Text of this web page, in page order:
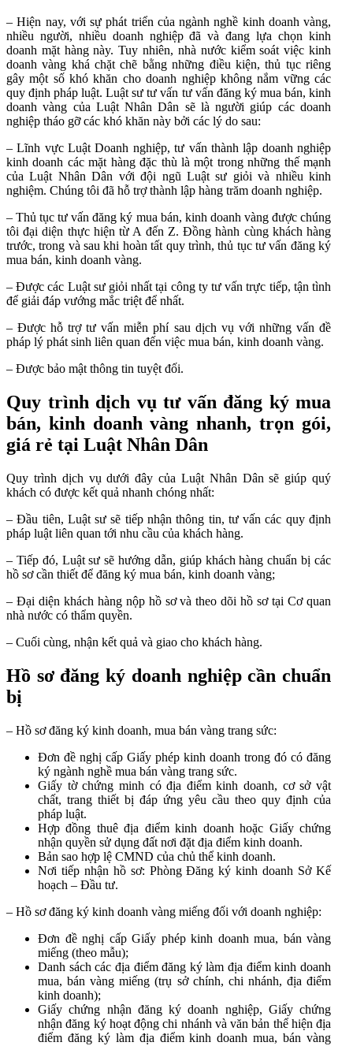
– Hiện nay, với sự phát triển của ngành nghề kinh doanh vàng,
nhiều người, nhiều doanh nghiệp đã và đang lựa chọn kinh
doanh mặt hàng này. Tuy nhiên, nhà nước kiểm soát việc kinh
doanh vàng khá chặt chẽ bằng những điều kiện, thủ tục riêng
gây một số khó khăn cho doanh nghiệp không nắm vững các
quy định pháp luật. Luật sư tư vấn tư vấn đăng ký mua bán, kinh
doanh vàng của Luật Nhân Dân sẽ là người giúp các doanh
nghiệp tháo gỡ các khó khăn này bởi các lý do sau:
– Lĩnh vực Luật Doanh nghiệp, tư vấn thành lập doanh nghiệp
kinh doanh các mặt hàng đặc thù là một trong những thế mạnh
của Luật Nhân Dân với đội ngũ Luật sư giỏi và nhiều kinh
nghiệm. Chúng tôi đã hỗ trợ thành lập hàng trăm doanh nghiệp.
– Thủ tục tư vấn đăng ký mua bán, kinh doanh vàng được chúng
tôi đại diện thực hiện từ A đến Z. Đồng hành cùng khách hàng
trước, trong và sau khi hoàn tất quy trình, thủ tục tư vấn đăng ký
mua bán, kinh doanh vàng.
– Được các Luật sư giỏi nhất tại công ty tư vấn trực tiếp, tận tình
để giải đáp vướng mắc triệt để nhất.
– Được hỗ trợ tư vấn miễn phí sau dịch vụ với những vấn đề
pháp lý phát sinh liên quan đến việc mua bán, kinh doanh vàng.
– Được bảo mật thông tin tuyệt đối.
Quy trình dịch vụ tư vấn đăng ký mua
bán, kinh doanh vàng nhanh, trọn gói,
giá rẻ tại Luật Nhân Dân
Quy trình dịch vụ dưới đây của Luật Nhân Dân sẽ giúp quý
khách có được kết quả nhanh chóng nhất:
– Đầu tiên, Luật sư sẽ tiếp nhận thông tin, tư vấn các quy định
pháp luật liên quan tới nhu cầu của khách hàng.
– Tiếp đó, Luật sư sẽ hướng dẫn, giúp khách hàng chuẩn bị các
hồ sơ cần thiết để đăng ký mua bán, kinh doanh vàng;
– Đại diện khách hàng nộp hồ sơ và theo dõi hồ sơ tại Cơ quan
nhà nước có thẩm quyền.
– Cuối cùng, nhận kết quả và giao cho khách hàng.
Hồ sơ đăng ký doanh nghiệp cần chuẩn
bị
– Hồ sơ đăng ký kinh doanh, mua bán vàng trang sức:
Đơn đề nghị cấp Giấy phép kinh doanh trong đó có đăng
ký ngành nghề mua bán vàng trang sức.
Giấy tờ chứng minh có địa điểm kinh doanh, cơ sở vật
chất, trang thiết bị đáp ứng yêu cầu theo quy định của
pháp luật.
Hợp đồng thuê địa điểm kinh doanh hoặc Giấy chứng
nhận quyền sử dụng đất nơi đặt địa điểm kinh doanh.
Bản sao hợp lệ CMND của chủ thể kinh doanh.
Nơi tiếp nhận hồ sơ: Phòng Đăng ký kinh doanh Sở Kế
hoạch – Đầu tư.
– Hồ sơ đăng ký kinh doanh vàng miếng đối với doanh nghiệp:
Đơn đề nghị cấp Giấy phép kinh doanh mua, bán vàng
miếng (theo mẫu);
Danh sách các địa điểm đăng ký làm địa điểm kinh doanh
mua, bán vàng miếng (trụ sở chính, chi nhánh, địa điểm
kinh doanh);
Giấy chứng nhận đăng ký doanh nghiệp, Giấy chứng
nhận đăng ký hoạt động chi nhánh và văn bản thể hiện địa
điểm đăng ký làm địa điểm kinh doanh mua, bán vàng